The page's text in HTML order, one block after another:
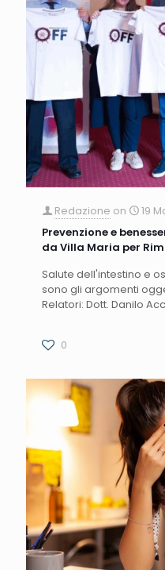
Redazione on
19
Prevenzione e
da Villa Maria per
Salute dell'intestino e
sono gli argomenti
Relatori: Dott. Danilo
0